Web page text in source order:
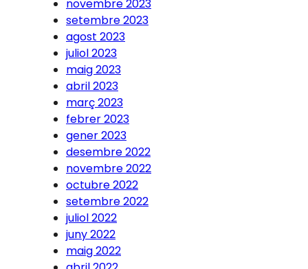
novembre 2023
setembre 2023
agost 2023
juliol 2023
maig 2023
abril 2023
març 2023
febrer 2023
gener 2023
desembre 2022
novembre 2022
octubre 2022
setembre 2022
juliol 2022
juny 2022
maig 2022